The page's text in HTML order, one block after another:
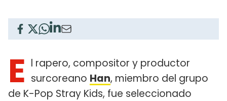
E l rapero, compositor y productor
surcoreano Han, miembro del grupo
de K-Pop Stray Kids, fue seleccionado